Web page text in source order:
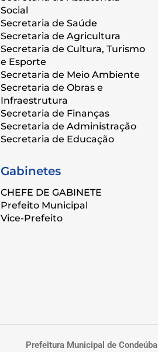
Social
Secretaria de Saúde
Secretaria de Agricultura
Secretaria de Cultura, Turismo
e Esporte
Secretaria de Meio Ambiente
Secretaria de Obras e
Infraestrutura
Secretaria de Finanças
Secretaria de Administração
Secretaria de Educação
Gabinetes
CHEFE DE GABINETE
Prefeito Municipal
Vice-Prefeito
Prefeitura Municipal de Condeúba